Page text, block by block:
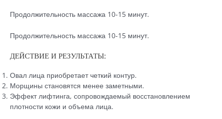
Продолжительность массажа 10-15 минут.
Продолжительность массажа 10-15 минут.
ДЕЙСТВИЕ И РЕЗУЛЬТАТЫ:
Овал лица приобретает четкий контур.
Морщины становятся менее заметными.
Эффект лифтинга, сопровождаемый восстановлением
плотности кожи и объема лица.